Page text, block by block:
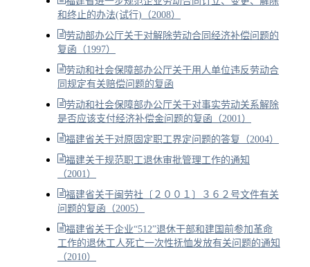
和终止的办法(试行)（2008）
劳动部办公厅关于对解除劳动合同经济补偿问题的
复函（1997）
劳动和社会保障部办公厅关于用人单位违反劳动合
同规定有关赔偿问题的复函
劳动和社会保障部办公厅关于对事实劳动关系解除
是否应该支付经济补偿金问题的复函（2001）
福建省关于对原固定职工界定问题的答复（2004）
福建关于规范职工退休审批管理工作的通知
（2001）
福建省关于闽劳社〔２００１〕３６２号文件有关
问题的复函（2005）
福建省关于企业“512”退休干部和建国前参加革命
工作的退休工人死亡一次性抚恤发放有关问题的通知
（2010）